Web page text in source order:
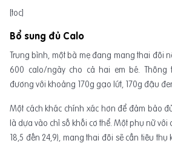
[toc]
Bổ sung đủ Calo
Trung bình, một bà mẹ đang mang thai đôi
600 calo/ngày cho cả hai em bé. Thông
đương với khoảng 170g gạo lứt, 170g đậu
Một cách khác chính xác hơn để đảm bảo
là dựa vào chỉ số khối cơ thể. Một phụ nữ với
18,5 đến 24,9), mang thai đôi sẽ cần tiêu